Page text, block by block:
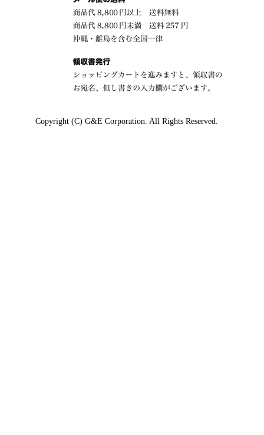
Copyright (C) G&E Corporation. All Rights Reserved.